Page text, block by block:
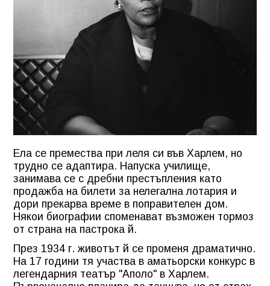
Ела се премества при леля си във Харлем, но
трудно се адаптира. Напуска училище,
занимава се с дребни престъпления като
продажба на билети за нелегална лотария и
дори прекарва време в поправителен дом.
Някои биографии споменават възможен тормоз
от страна на пастрока й.
През 1934 г. животът й се променя драматично.
На 17 години тя участва в аматьорски конкурс в
легендарния театър "Аполо" в Харлем.